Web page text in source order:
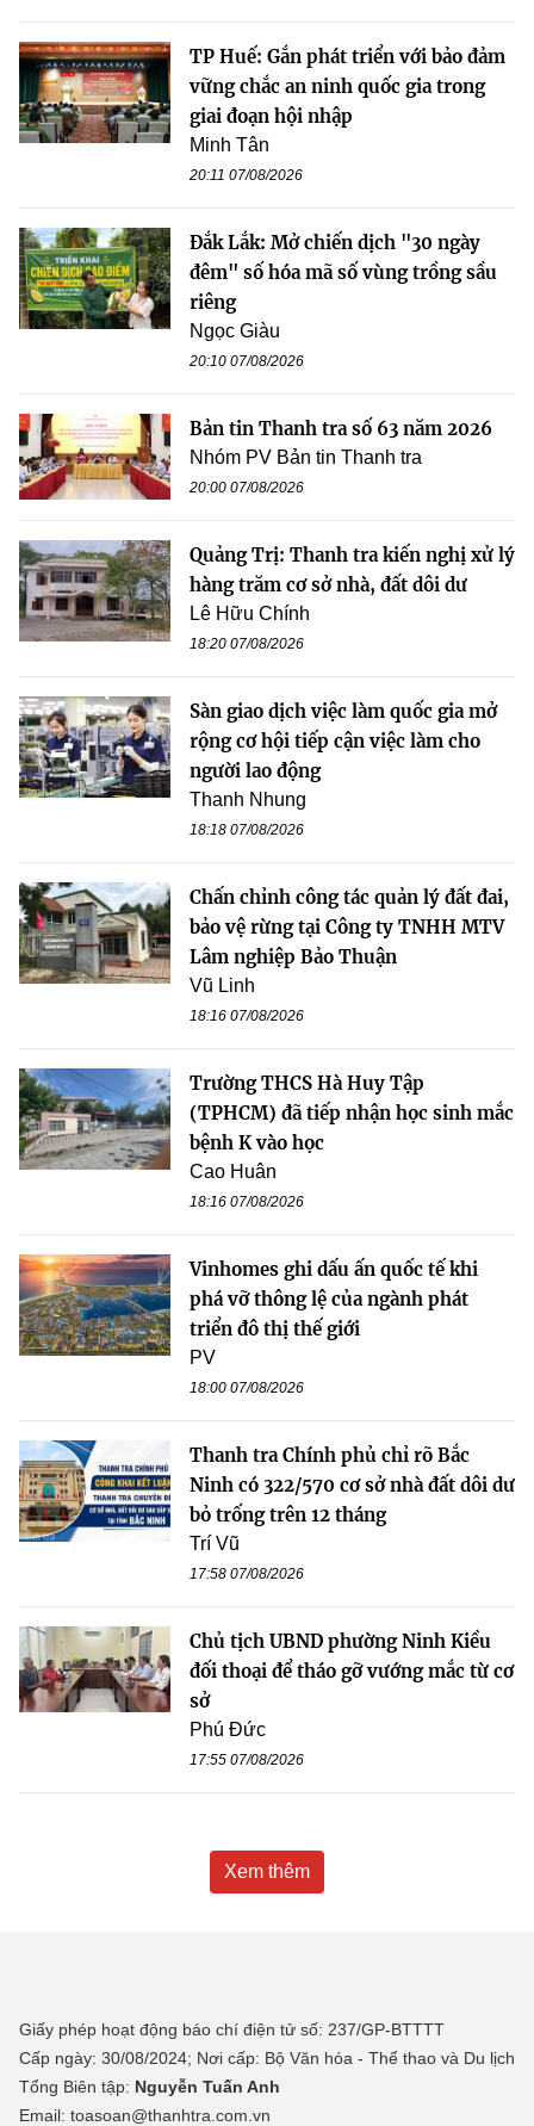
TP Huế: Gắn phát triển với bảo đảm
vững chắc an ninh quốc gia trong
giai đoạn hội nhập
Minh Tân
20:11 07/08/2026
Đắk Lắk: Mở chiến dịch "30 ngày
đêm" số hóa mã số vùng trồng sầu
riêng
Ngọc Giàu
20:10 07/08/2026
Bản tin Thanh tra số 63 năm 2026
Nhóm PV Bản tin Thanh tra
20:00 07/08/2026
Quảng Trị: Thanh tra kiến nghị xử lý
hàng trăm cơ sở nhà, đất dôi dư
Lê Hữu Chính
18:20 07/08/2026
Sàn giao dịch việc làm quốc gia mở
rộng cơ hội tiếp cận việc làm cho
người lao động
Thanh Nhung
18:18 07/08/2026
Chấn chỉnh công tác quản lý đất đai,
bảo vệ rừng tại Công ty TNHH MTV
Lâm nghiệp Bảo Thuận
Vũ Linh
18:16 07/08/2026
Trường THCS Hà Huy Tập
(TPHCM) đã tiếp nhận học sinh mắc
bệnh K vào học
Cao Huân
18:16 07/08/2026
Vinhomes ghi dấu ấn quốc tế khi
phá vỡ thông lệ của ngành phát
triển đô thị thế giới
PV
18:00 07/08/2026
Thanh tra Chính phủ chỉ rõ Bắc
Ninh có 322/570 cơ sở nhà đất dôi dư
bỏ trống trên 12 tháng
Trí Vũ
17:58 07/08/2026
Chủ tịch UBND phường Ninh Kiều
đối thoại để tháo gỡ vướng mắc từ cơ
sở
Phú Đức
17:55 07/08/2026
Xem thêm
Giấy phép hoạt động báo chí điện tử số: 237/GP-BTTTT
Cấp ngày: 30/08/2024; Nơi cấp: Bộ Văn hóa - Thể thao và Du lịch
Tổng Biên tập: Nguyễn Tuấn Anh
Email: toasoan@thanhtra.com.vn